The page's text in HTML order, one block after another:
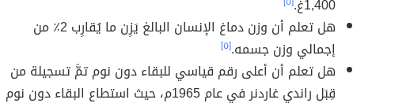
1,400غ.
هل تعلم أن وزن دماغ الإنسان البالغ يَزِن ما يُقارِب 2٪ من
إجمالي وزن جسمه.[٥]
هل تعلم أن أعلى رقم قياسي للبقاء دون نوم تمَّ تسجيلة من
قِبَل راندي غاردنر في عام 1965م، حيث استطاع البقاء دون نوم